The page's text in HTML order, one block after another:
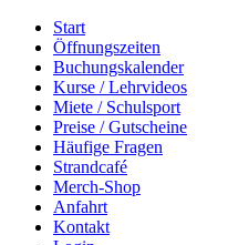
Start
Öffnungszeiten
Buchungskalender
Kurse / Lehrvideos
Miete / Schulsport
Preise / Gutscheine
Häufige Fragen
Strandcafé
Merch-Shop
Anfahrt
Kontakt